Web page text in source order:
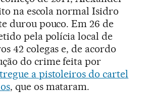
na escola normal Isidro
durou pouco. Em 26 de
pela polícia local de
42 colegas e, de acordo
do crime feita por
a pistoleiros do cartel
, que os mataram.